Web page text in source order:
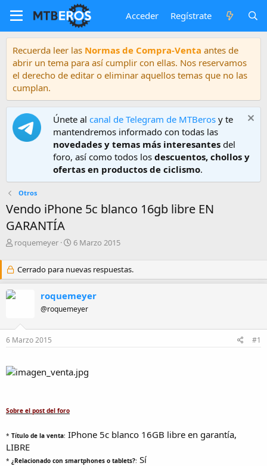
Acceder Regístrate
Recuerda leer las Normas de Compra-Venta antes de
abrir un tema para así cumplir con ellas. Nos reservamos
el derecho de editar o eliminar aquellos temas que no las
cumplan.
Únete al canal de Telegram de MTBeros y te
mantendremos informado con todas las
novedades y temas más interesantes del
foro, así como todos los descuentos, chollos y
ofertas en productos de ciclismo.
Otros
Vendo iPhone 5c blanco 16gb libre EN
GARANTÍA
A
o
roquemeyer
F
h
d
e
n
o
6 Marzo 2015
Cerrado para nuevas respuestas.
roquemeyer
@roquemeyer
6 Marzo 2015 #1
Sobre el post del foro
* Título de la venta: IPhone 5c blanco 16GB libre en garantía,
LIBRE
* ¿Relacionado con smartphones o tablets?: Sí